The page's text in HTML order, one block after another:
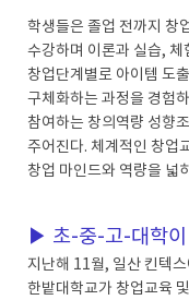
학생들은 졸업 전까지 창
수강하며 이론과 실습,
창업단계별로 아이템 도
구체화하는 과정을 경험
참여하는 창의역량 성향
주어진다. 체계적인 창업
창업 마인드와 역량을 넓
▶ 초-중-고-대학이
지난해 11월, 일산 킨텍스
한밭대학교가 창업교육